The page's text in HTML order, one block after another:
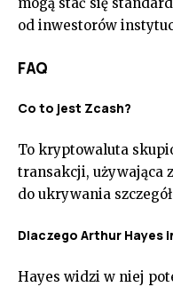
mogą stać się
od inwestorów
FAQ
Co to jest Zcash?
To kryptowaluta
transakcji, używająca
do ukrywania
Dlaczego Arthur Hayes
Hayes widzi w niej